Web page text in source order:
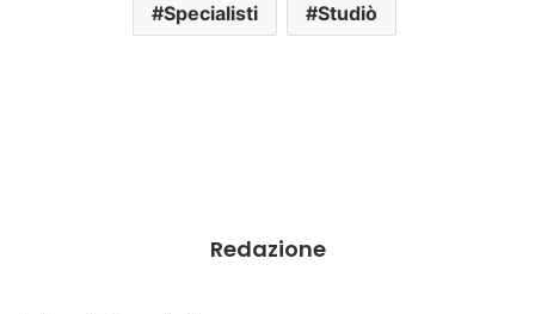
Specialisti Studiò
Redazione